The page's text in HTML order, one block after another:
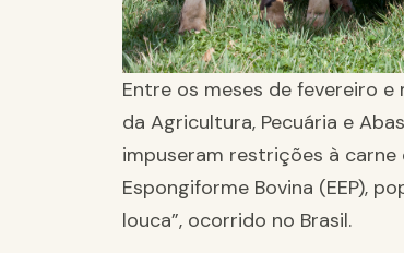
Entre os meses de fevereiro
da Agricultura, Pecuária e
impuseram restrições à
Espongiforme Bovina (EEP),
louca”, ocorrido no Brasil.